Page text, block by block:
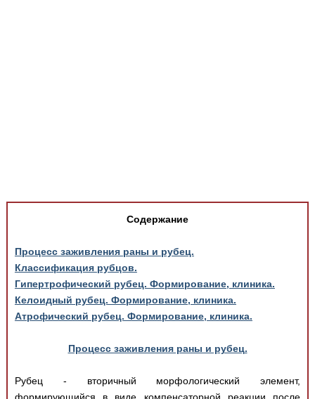
Содержание
Процесс заживления раны и рубец.
Классификация рубцов.
Гипертрофический рубец. Формирование, клиника.
Келоидный рубец. Формирование, клиника.
Атрофический рубец. Формирование, клиника.
Процесс заживления раны и рубец.
Рубец - вторичный морфологический элемент,